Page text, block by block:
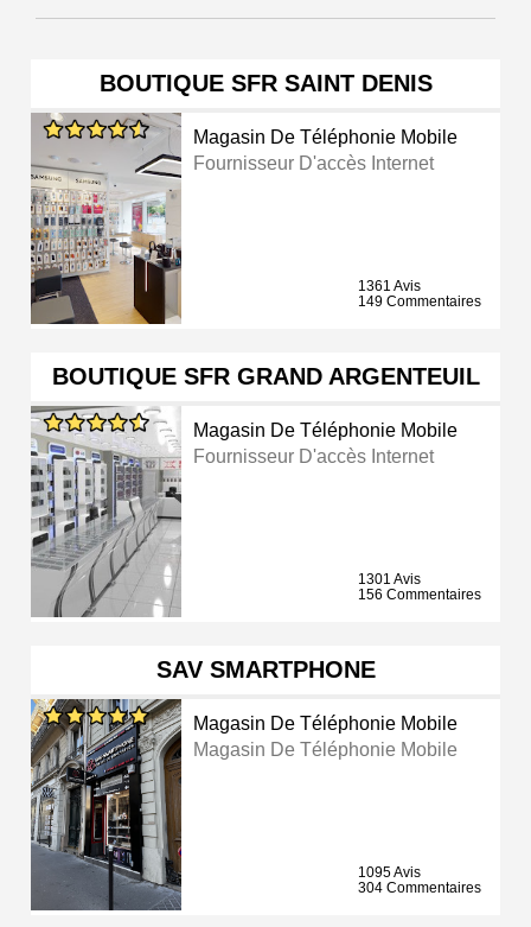
BOUTIQUE SFR SAINT DENIS
Magasin De Téléphonie Mobile
Fournisseur D'accès Internet
1361 Avis
149 Commentaires
BOUTIQUE SFR GRAND ARGENTEUIL
Magasin De Téléphonie Mobile
Fournisseur D'accès Internet
1301 Avis
156 Commentaires
SAV SMARTPHONE
Magasin De Téléphonie Mobile
Magasin De Téléphonie Mobile
1095 Avis
304 Commentaires